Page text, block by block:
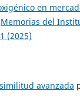
en
Memorias del
(2025)
avanzada